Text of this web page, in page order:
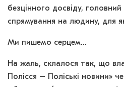
безцінного досвіду,
спрямування на людину, для
Ми пишемо серцем…
На жаль, склалося так, що
Полісся – Поліські новини»